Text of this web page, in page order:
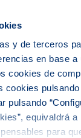
y de terceros
en base
cookies de
cookies
pulsando
equivaldrá
para
servicio del
y participa